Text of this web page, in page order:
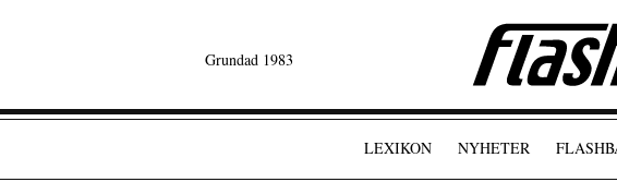
Grundad 1983
LEXIKON NYHETER